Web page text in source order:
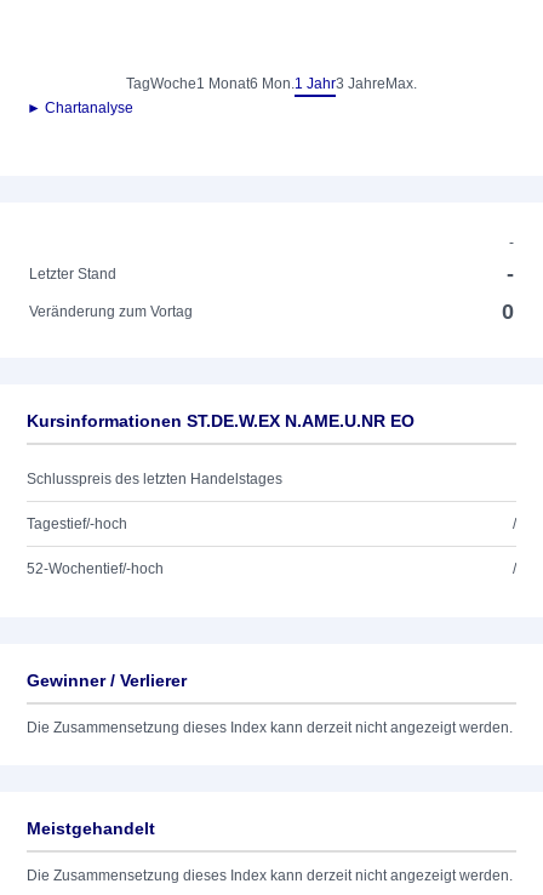
TagWoche1 Monat6 Mon.1 Jahr3 Jahre Max.
► Chartanalyse
-
Letzter Stand
-
Veränderung zum Vortag 0
Kursinformationen ST.DE.W.EX N.AME.U.NR EO
Schlusspreis des letzten Handelstages
Tagestief/-hoch /
52-Wochentief/-hoch /
Gewinner / Verlierer
Die Zusammensetzung dieses Index kann derzeit nicht angezeigt werden.
Meistgehandelt
Die Zusammensetzung dieses Index kann derzeit nicht angezeigt werden.